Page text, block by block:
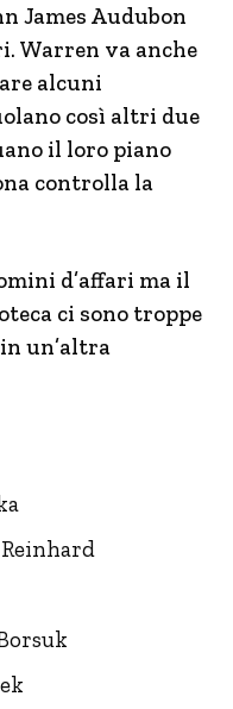
James Audubon
Warren va anche
alcuni
così altri due
il loro piano
controlla la
d’affari ma il
ci sono troppe
un’altra